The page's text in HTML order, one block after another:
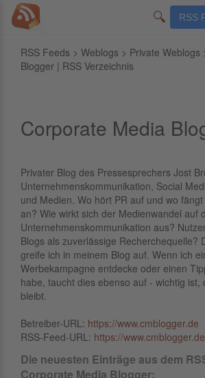
🔍 RSS
RSS Feeds > Weblogs > Private Weblogs
Blogger | RSS Verzeichnis
Corporate Media
Privater Blog des Pressesprechers Jost
Unternehmenskommunikation, Social
und Medien. Wo hört PR auf und wo
an? Wie wirkt sich der Medienwandel auf
Unternehmenskommunikation aus?
Blogs als zuverlässige Recherchequelle?
greife ich in meinem Blog auf. Wenn ich
Werbekampagne entdecke oder einen
habe, taucht dies ebenso auf - wichtig ist,
bleibt.
Betreiber-URL: https://www.cmblogger.de
RSS-Feed-URL: https://
Die neuesten Einträge aus dem
Corporate Media Blogger: